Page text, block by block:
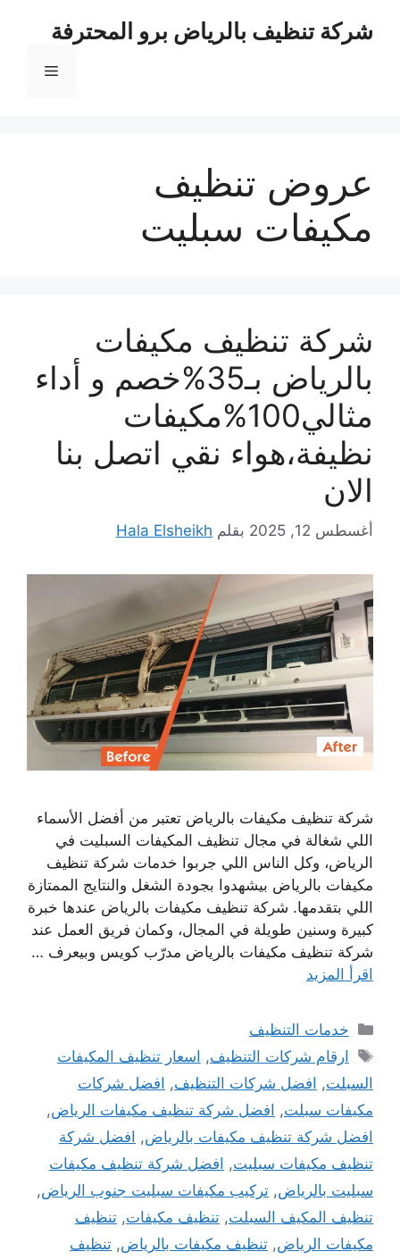
شركة تنظيف بالرياض برو المحترفة
القائمة
عروض تنظيف
مكيفات سبليت
شركة تنظيف مكيفات
بالرياض بـ35%خصم و أداء
مثالي100%مكيفات
نظيفة،هواء نقي اتصل بنا
الان
أغسطس 12, 2025 بقلم Hala Elsheikh
شركة تنظيف مكيفات بالرياض تعتبر من أفضل الأسماء
اللي شغالة في مجال تنظيف المكيفات السبليت في
الرياض، وكل الناس اللي جربوا خدمات شركة تنظيف
مكيفات بالرياض بيشهدوا بجودة الشغل والنتايج الممتازة
اللي بتقدمها. شركة تنظيف مكيفات بالرياض عندها خبرة
كبيرة وسنين طويلة في المجال، وكمان فريق العمل عند
شركة تنظيف مكيفات بالرياض مدرّب كويس وبيعرف …
اقرأ المزيد
التصنيفات
خدمات التنظيف
الوسوم
ارقام شركات التنظيف, اسعار تنظيف المكيفات
السبلت, افضل شركات التنظيف, افضل شركات
مكيفات سبلت, افضل شركة تنظيف مكيفات الرياض,
افضل شركة تنظيف مكيفات بالرياض, افضل شركة
تنظيف مكيفات سبليت, افضل شركة تنظيف مكيفات
سبليت بالرياض, تركيب مكيفات سبليت جنوب الرياض,
تنظيف المكيف السبلت, تنظيف مكيفات, تنظيف
مكيفات الرياض, تنظيف مكيفات بالرياض, تنظيف